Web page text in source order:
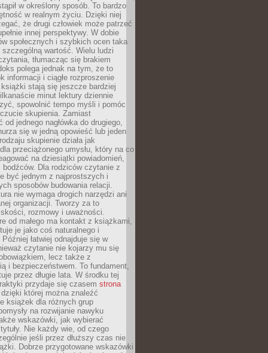
w określony sposób. To bardzo
w realnym życiu. Dzięki niej
że drugi człowiek może patrzeć
innej perspektywy. W dobie
społecznych i szybkich ocen taka
wartość. Wielu ludzi
tłumacząc się brakiem
polega jednak na tym, że to
informacji i ciągłe rozproszenie
stają się jeszcze bardziej
minut lektury dziennie
spowolnić tempo myśli i pomóc
skupienia. Zamiast
od jednego nagłówka do drugiego,
się w jedną opowieść lub jeden
skupienie działa jak
przeciążonego umysłu, który na co
na dziesiątki powiadomień,
bodźców. Dla rodziców czytanie z
być jednym z najprostszych i
sposobów budowania relacji.
nie wymaga drogich narzędzi ani
organizacji. Tworzy za to
rozmowy i uważności.
od małego ma kontakt z książkami,
je jako coś naturalnego i
łatwiej odnajduje się w
czytanie nie kojarzy mu się
lecz także z
i bezpieczeństwem. To fundament,
przez długie lata. W środku tej
przydaje się czasem strona
której można znaleźć
książek dla różnych grup
na rozwijanie nawyku
wskazówki, jak wybierać
Nie każdy wie, od czego
jeśli przez dłuższy czas nie
Dobrze przygotowane wskazówki